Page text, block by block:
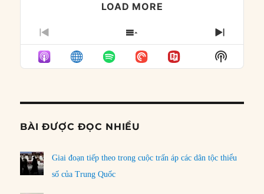
LOAD MORE
PREVIOUS
EPISODE
SHOW
EPISODES
LIST
NEXT
Show
Podcast
BÀI ĐƯỢC ĐỌC NHIỀU
Giai đoạn tiếp theo trong cuộc trấn áp các dân tộc thiểu
số của Trung Quốc